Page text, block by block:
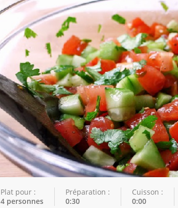
Plat pour :
4 personnes
Préparation :
0:30
Cuisson :
0:00